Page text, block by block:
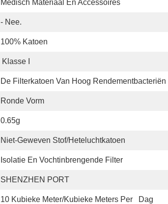
Medisch Materiaal En Accessoires
- Nee.
100% Katoen
Klasse I
De Filterkatoen Van Hoog Rendementbacteriën
Ronde Vorm
0.65g
Niet-Geweven Stof/heteluchtkatoen
Isolatie En Vochtinbrengende Filter
SHENZHEN PORT
10 Kubieke Meter/Kubieke Meters Per   Dag